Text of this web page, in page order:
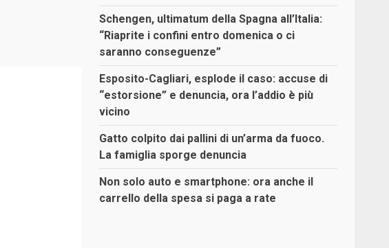
Schengen, ultimatum della Spagna all’Italia:
“Riaprite i confini entro domenica o ci
saranno conseguenze”
Esposito-Cagliari, esplode il caso: accuse di
“estorsione” e denuncia, ora l’addio è più
vicino
Gatto colpito dai pallini di un’arma da fuoco.
La famiglia sporge denuncia
Non solo auto e smartphone: ora anche il
carrello della spesa si paga a rate